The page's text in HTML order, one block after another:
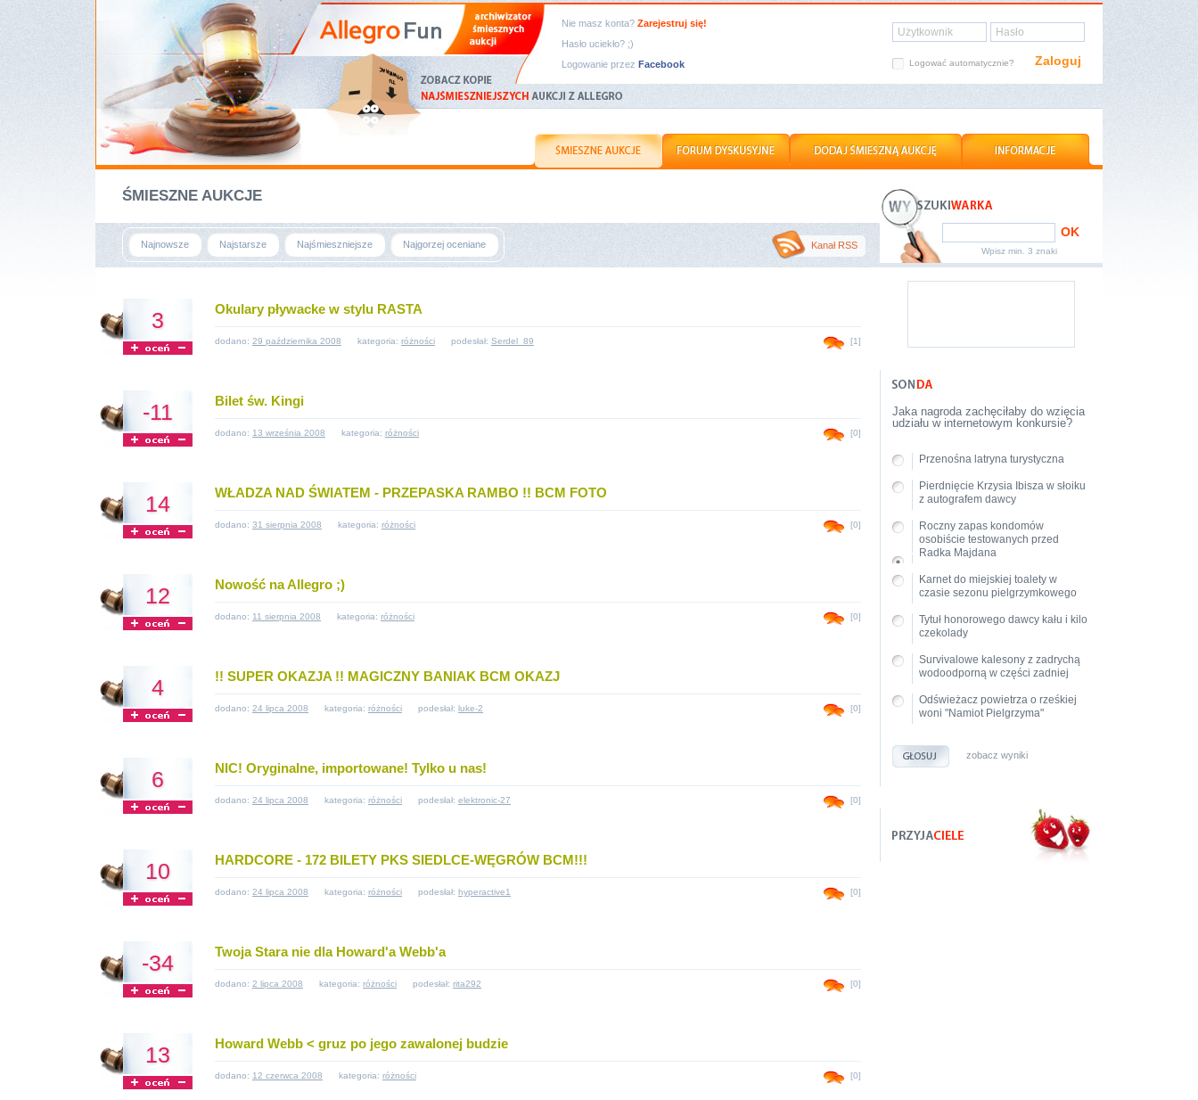
Nie masz konta? Zarejestruj się!
Hasło uciekło? ;)
Logowanie przez Facebook
Użytkownik Hasło
Logować automatycznie? Zaloguj
ŚMIESZNE AUKCJE
Najnowsze Najstarsze Najśmieszniejsze Najgorzej oceniane Kanał RSS
3 Okulary pływacke w stylu RASTA
dodano: 29 października 2008 kategoria: różności podesłał: Serdel_89 [1]
-11 Bilet św. Kingi
dodano: 13 września 2008 kategoria: różności [0]
14 WŁADZA NAD ŚWIATEM - PRZEPASKA RAMBO !! BCM FOTO
dodano: 31 sierpnia 2008 kategoria: różności [0]
12 Nowość na Allegro ;)
dodano: 11 sierpnia 2008 kategoria: różności [0]
4 !! SUPER OKAZJA !! MAGICZNY BANIAK BCM OKAZJ
dodano: 24 lipca 2008 kategoria: różności podesłał: luke-2 [0]
6 NIC! Oryginalne, importowane! Tylko u nas!
dodano: 24 lipca 2008 kategoria: różności podesłał: elektronic-27 [0]
10 HARDCORE - 172 BILETY PKS SIEDLCE-WĘGRÓW BCM!!!
dodano: 24 lipca 2008 kategoria: różności podesłał: hyperactive1 [0]
-34 Twoja Stara nie dla Howard'a Webb'a
dodano: 2 lipca 2008 kategoria: różności podesłał: rita292 [0]
13 Howard Webb < gruz po jego zawalonej budzie
dodano: 12 czerwca 2008 kategoria: różności [0]
OK
Wpisz min. 3 znaki
Jaka nagroda zachęciłaby do wzięcia
udziału w internetowym konkursie?
Przenośna latryna turystyczna
Pierdnięcie Krzysia Ibisza w słoiku
z autografem dawcy
Roczny zapas kondomów
osobiście testowanych przed
Radka Majdana
Karnet do miejskiej toalety w
czasie sezonu pielgrzymkowego
Tytuł honorowego dawcy kału i kilo
czekolady
Survivalowe kalesony z zadrychą
wodoodporną w części zadniej
Odświeżacz powietrza o rześkiej
woni "Namiot Pielgrzyma"
zobacz wyniki